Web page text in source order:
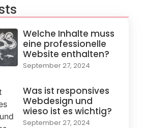
Welche Inhalte muss
eine professionelle
Website enthalten?
September 27, 2024
Was ist responsives
Webdesign und
wieso ist es wichtig?
September 27, 2024